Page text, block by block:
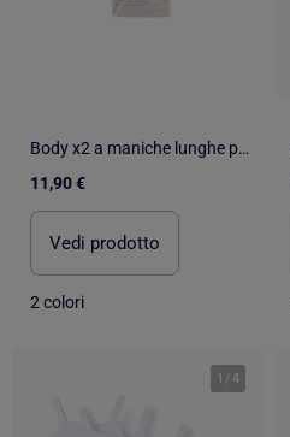
Body x2 a maniche lunghe per neonati Les Chatounets "MEXICO
11,90 €
Vedi prodotto
2 colori
1 /4